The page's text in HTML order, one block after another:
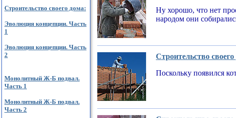
Строительство своего дома:
Эволюция концепции. Часть
1
Эволюция концепции. Часть
2
Монолитный Ж-Б подвал.
Часть 1
Монолитный Ж-Б подвал.
Часть 2
Ну хорошо, что нет
народом они
Строительство
Поскольку появился